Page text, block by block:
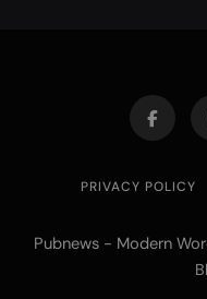
PRIVACY POLICY
Pubnews - Modern